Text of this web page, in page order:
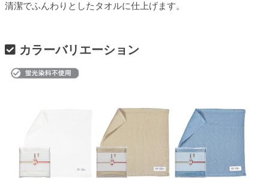
清潔でふんわりとしたタオルに仕上げます。
カラーバリエーション